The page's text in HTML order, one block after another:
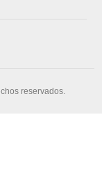
reservados.